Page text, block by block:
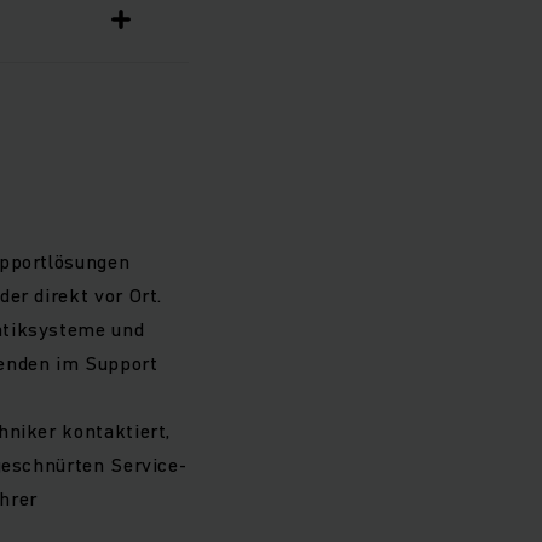
direkt vor Ort.
und
im Support
kontaktiert,
Service-